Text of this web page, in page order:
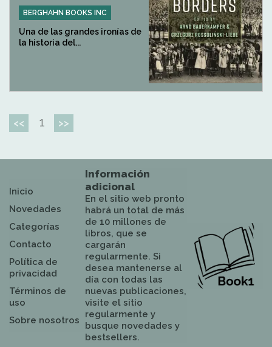
BERGHAHN BOOKS INC
Una de las grandes ironías de
la historia del...
<< 1 >>
Inicio
Novedades
Categorías
Contacto
Política de
privacidad
Términos de
uso
Sobre nosotros
Información
adicional
En el sitio web pronto
habrá un total de más
de 10 millones de
libros, que se
cargarán
regularmente. Si
desea mantenerse al
día con todas las
nuevas publicaciones,
visite el sitio
regularmente y
busque novedades y
bestsellers.